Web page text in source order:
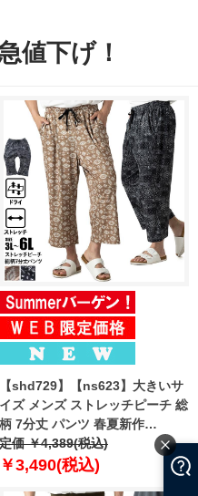
値下げ！
【shd729】【ns623】大きいサ
イズ メンズ ストレッチピーチ 総
柄 7分丈 パンツ 春夏新作
302249az 【fre】
定価 ￥4,389(税込)
￥3,490(税込)